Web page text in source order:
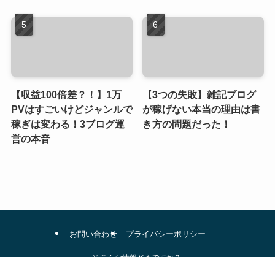
【収益100倍差？！】1万
PVはすごいけどジャンルで
稼ぎは変わる！3ブログ運
営の本音
【3つの失敗】雑記ブログ
が稼げない本当の理由は書
き方の問題だった！
お問い合わせ プライバシーポリシー